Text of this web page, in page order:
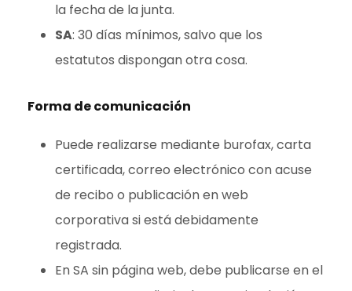
la fecha de la junta.
SA: 30 días mínimos, salvo que los
estatutos dispongan otra cosa.
Forma de comunicación
Puede realizarse mediante burofax, carta
certificada, correo electrónico con acuse
de recibo o publicación en web
corporativa si está debidamente
registrada.
En SA sin página web, debe publicarse en el